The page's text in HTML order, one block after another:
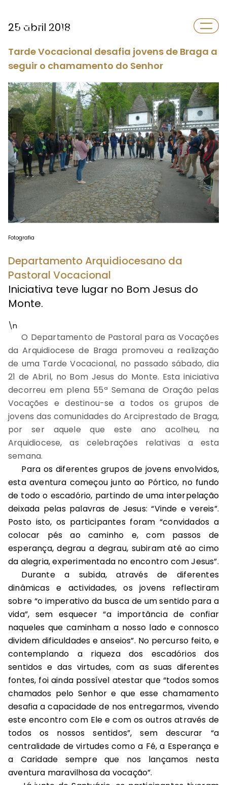
Departamento
Vocações
25 abril 2018
Tarde Vocacional desafia jovens de Braga a
seguir o chamamento do Senhor
Fotografia
Departamento Arquidiocesano da
Pastoral Vocacional
Iniciativa teve lugar no Bom Jesus do
Monte.
\n
O Departamento de Pastoral para as Vocações
da Arquidiocese de Braga promoveu a realização
de uma Tarde Vocacional, no passado sábado,dia
21 de Abril, no Bom Jesus do Monte. Esta iniciativa
decorreu em plena 55ª Semana de Oração pelas
Vocações edestinou-se a todos os grupos de
jovens das comunidades do Arciprestado de Braga,
por ser aquele que este ano acolheu, na
Arquidiocese, as celebrações relativas a esta
semana.
Para os diferentes grupos de jovens envolvidos,
esta aventura começou junto ao Pórtico, no fundo
de todo o escadório, partindo de uma interpelação
deixada pelas palavras de Jesus: “Vinde e vereis”.
Posto isto, os participantes foram “convidados a
colocar pés ao caminho e, com passos de
esperança, degrau a degrau, subiram até ao cimo
da alegria, experimentada no encontro com Jesus”.
Durante a subida, através de diferentes
dinâmicas e actividades, os jovens reflectiram
sobre “o imperativo da busca de um sentido para a
vida”, sem esquecer “a importância de confiar
naqueles que caminham a nosso lado e connosco
dividem dificuldades e anseios”. No percurso feito, e
contemplando a riqueza dos escadórios dos
sentidos e das virtudes, com as suas diferentes
fontes, foi ainda possível atestar que “todos somos
chamados pelo Senhor e que esse chamamento
desafia a capacidade de nos entregarmos, vivendo
este encontro com Ele e com os outros através de
todos os nossos sentidos”, sem descurar “a
centralidade de virtudes como a Fé, a Esperança e
a Caridade sempre que nos lançamos nesta
aventura maravilhosa da vocação”.